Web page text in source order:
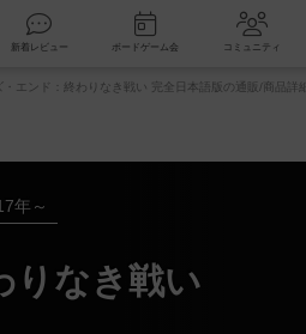
検索 新着レビュー ボードゲーム会
・エンド：終わりなき戦い 完全日本語版の通販/商品詳細
年～
りなき戦い